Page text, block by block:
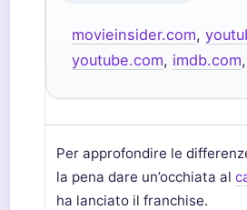
movieinsider.com,
youtube.com, imdb.com
Per approfondire le
la pena dare un’occhiata al
ha lanciato il franchise.